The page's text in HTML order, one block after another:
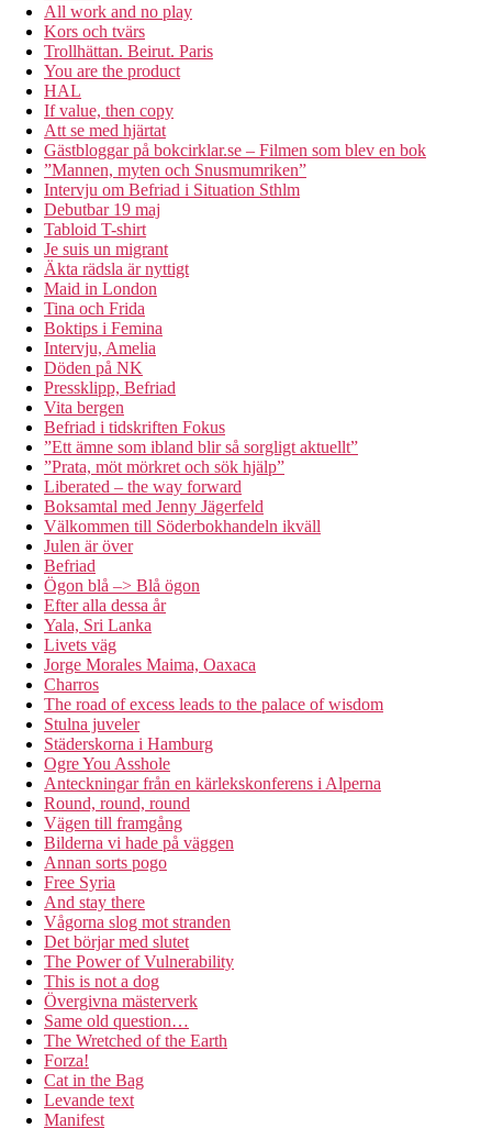
All work and no play
Kors och tvärs
Trollhättan. Beirut. Paris
You are the product
HAL
If value, then copy
Att se med hjärtat
Gästbloggar på bokcirklar.se – Filmen som blev en bok
”Mannen, myten och Snusmumriken”
Intervju om Befriad i Situation Sthlm
Debutbar 19 maj
Tabloid T-shirt
Je suis un migrant
Äkta rädsla är nyttigt
Maid in London
Tina och Frida
Boktips i Femina
Intervju, Amelia
Döden på NK
Pressklipp, Befriad
Vita bergen
Befriad i tidskriften Fokus
”Ett ämne som ibland blir så sorgligt aktuellt”
”Prata, möt mörkret och sök hjälp”
Liberated – the way forward
Boksamtal med Jenny Jägerfeld
Välkommen till Söderbokhandeln ikväll
Julen är över
Befriad
Ögon blå –> Blå ögon
Efter alla dessa år
Yala, Sri Lanka
Livets väg
Jorge Morales Maima, Oaxaca
Charros
The road of excess leads to the palace of wisdom
Stulna juveler
Städerskorna i Hamburg
Ogre You Asshole
Anteckningar från en kärlekskonferens i Alperna
Round, round, round
Vägen till framgång
Bilderna vi hade på väggen
Annan sorts pogo
Free Syria
And stay there
Vågorna slog mot stranden
Det börjar med slutet
The Power of Vulnerability
This is not a dog
Övergivna mästerverk
Same old question…
The Wretched of the Earth
Forza!
Cat in the Bag
Levande text
Manifest